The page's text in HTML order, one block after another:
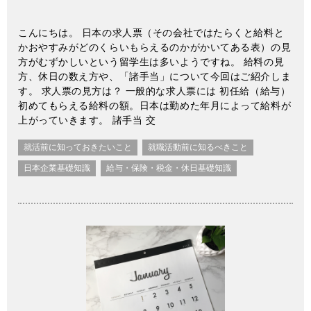
こんにちは。 日本の求人票（その会社ではたらくと給料と
かおやすみがどのくらいもらえるのかがかいてある表）の見
方がむずかしいという留学生は多いようですね。 給料の見
方、休日の数え方や、「諸手当」について今回はご紹介しま
す。 求人票の見方は？ 一般的な求人票には 初任給（給与）
初めてもらえる給料の額。日本は勤めた年月によって給料が
上がっていきます。 諸手当 交
就活前に知っておきたいこと 就職活動前に知るべきこと
日本企業基礎知識 給与・保険・税金・休日基礎知識